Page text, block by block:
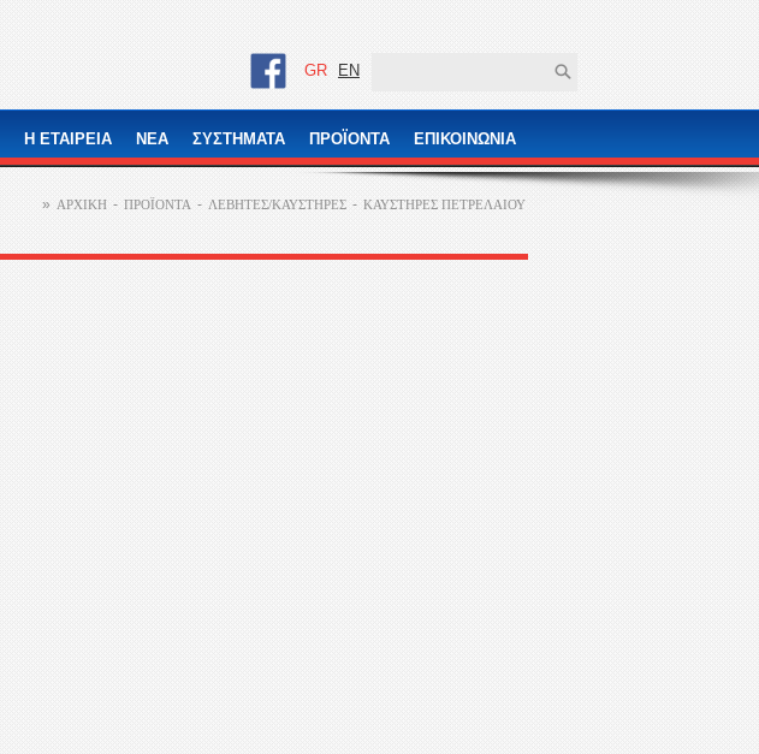
GR EN
Η ΕΤΑΙΡEΙΑ ΝΕΑ ΣΥΣΤΗΜΑΤΑ ΠΡΟÏΟΝΤΑ ΕΠΙΚΟΙΝΩΝΙΑ
» ΑΡΧΙΚΗ - ΠΡΟÏΟΝΤΑ - ΛΕΒΗΤΕΣ/ΚΑΥΣΤΗΡΕΣ - ΚΑΥΣΤΗΡΕΣ ΠΕΤΡΕΛΑΙΟΥ